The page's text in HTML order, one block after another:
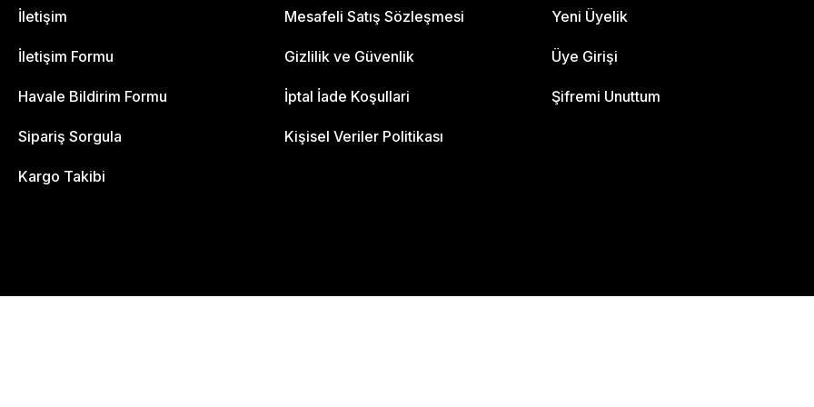
İletişim
İletişim Formu
Havale Bildirim Formu
Sipariş Sorgula
Kargo Takibi
Mesafeli Satış Sözleşmesi
Gizlilik ve Güvenlik
İptal İade Koşullari
Kişisel Veriler Politikası
Yeni Üyelik
Üye Girişi
Şifremi Unuttum